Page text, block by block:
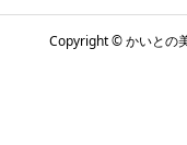
Copyright ©かいとの